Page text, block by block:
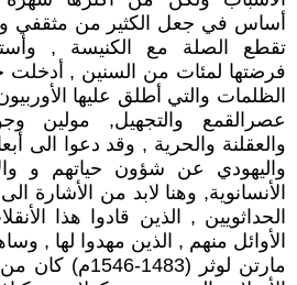
أساس في جعل الكثير من مثقفي
تقطع الصلة مع الكنيسة ,
فرضتها لمئات من السنين , أدخلت
الظلمات والتي أطلق عليها
عصرالقمع والتجهيل, مولين
والعقلنة والحرية , وقد دعوا الى
واليهودي عن شؤون حياتهم و
الأنسانوية, وهنا لابد من الأشارة
الحداثويين , الذين قادوا هذا
الأوائل منهم , الذين مهدوا لها ,
مارتن لوثر